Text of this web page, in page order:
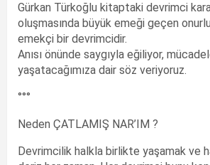
Gürkan Türkoğlu kitaptaki devrimci
oluşmasında büyük emeği geçen
emekçi bir devrimcidir.
Anısı önünde saygıyla eğiliyor,
yaşatacağımıza dair söz veriyoruz.
°°°
Neden ÇATLAMIŞ NAR’IM ?
Devrimcilik halkla birlikte yaşamak ve